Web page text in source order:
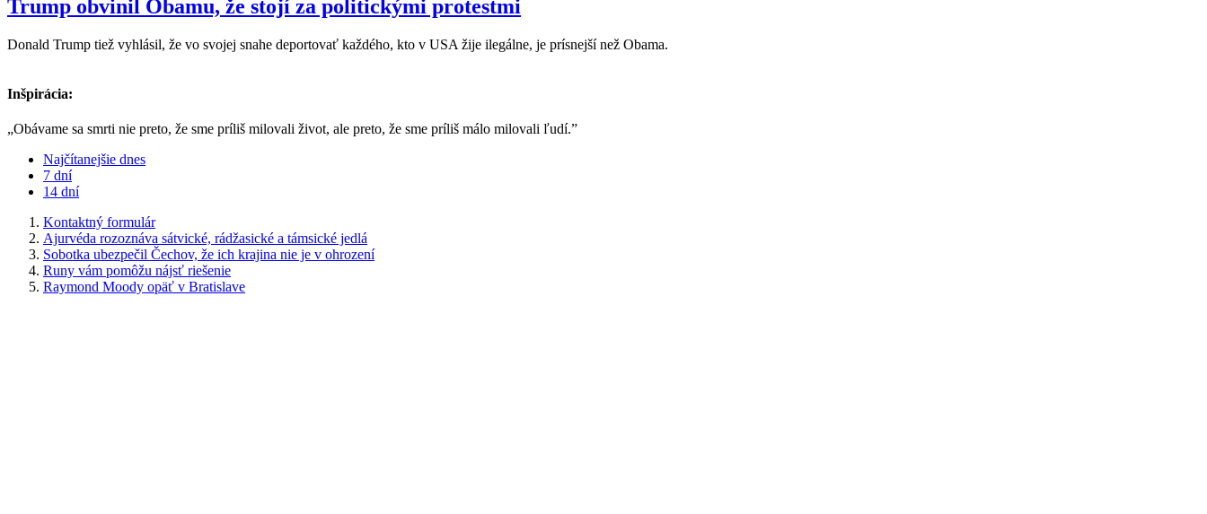
Trump obvinil Obamu, že stojí za politickými protestmi
Donald Trump tiež vyhlásil, že vo svojej snahe deportovať každého, kto v USA žije ilegálne, je prísnejší než Obama.
Inšpirácia:
„Obávame sa smrti nie preto, že sme príliš milovali život, ale preto, že sme príliš málo milovali ľudí.”
Najčítanejšie dnes
7 dní
14 dní
Kontaktný formulár
Ajurvéda rozoznáva sátvické, rádžasické a támsické jedlá
Sobotka ubezpečil Čechov, že ich krajina nie je v ohrození
Runy vám pomôžu nájsť riešenie
Raymond Moody opäť v Bratislave